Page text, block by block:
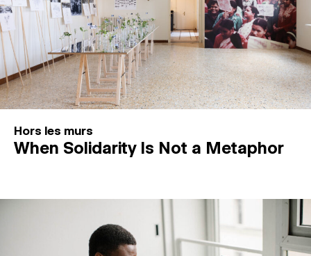
Hors les murs
When Solidarity Is Not a Metaphor